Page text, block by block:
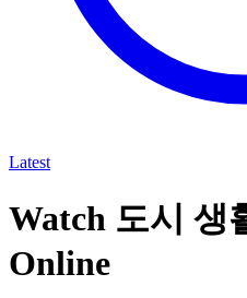
Latest
Watch 도시 생
Online